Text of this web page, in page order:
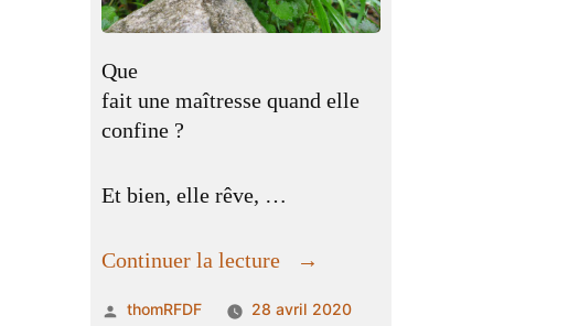
Que
fait une maîtresse quand elle
confine ?
Et bien, elle rêve, …
Continuer la lecture
« Complainte
maîtresse
Publié
thomRFDF 28 avril 2020